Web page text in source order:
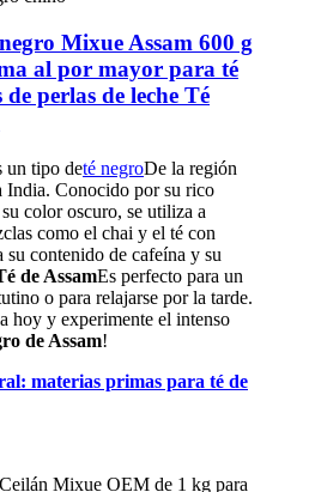
Mixue Assam 600 g
al por mayor para té
perlas de leche Té
un tipo deté negroDe la región
India. Conocido por su rico
color oscuro, se utiliza a
como el chai y el té con
su contenido de cafeína y su
de AssamEs perfecto para un
o para relajarse por la tarde.
hoy y experimente el intenso
de Assam!
materias primas para té de